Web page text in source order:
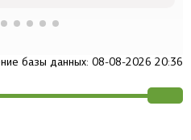
базы данных: 08-08-2026 20:36